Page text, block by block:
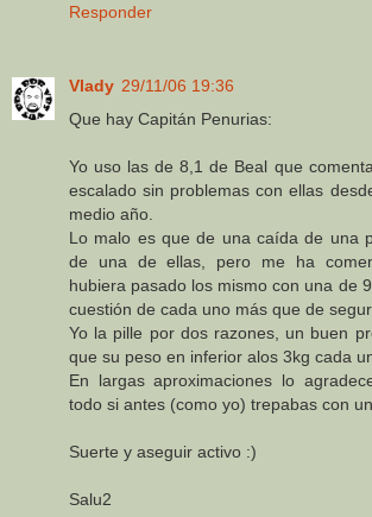
Responder
Vlady 29/11/06 19:36
Que hay Capitán Penurias:
Yo uso las de 8,1 de Beal que
escalado sin problemas con ellas
medio año.
Lo malo es que de una caída de una
de una de ellas, pero me ha
hubiera pasado los mismo con una de
cuestión de cada uno más que de
Yo la pille por dos razones, un buen
que su peso en inferior alos 3kg cada
En largas aproximaciones lo
todo si antes (como yo) trepabas con
Suerte y aseguir activo :)
Salu2